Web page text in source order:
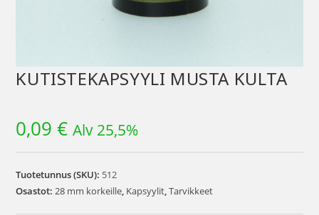
KUTISTEKAPSYYLI MUSTA KULTA
0,09€ Alv 25,5%
Tuotetunnus (SKU): 512
Osastot:28 mm korkeille, Kapsyylit,Tarvikkeet